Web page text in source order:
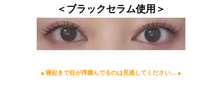
＜ブラックセラム使用＞
▲寝起きで目が浮腫んでるのは見逃してください…▲